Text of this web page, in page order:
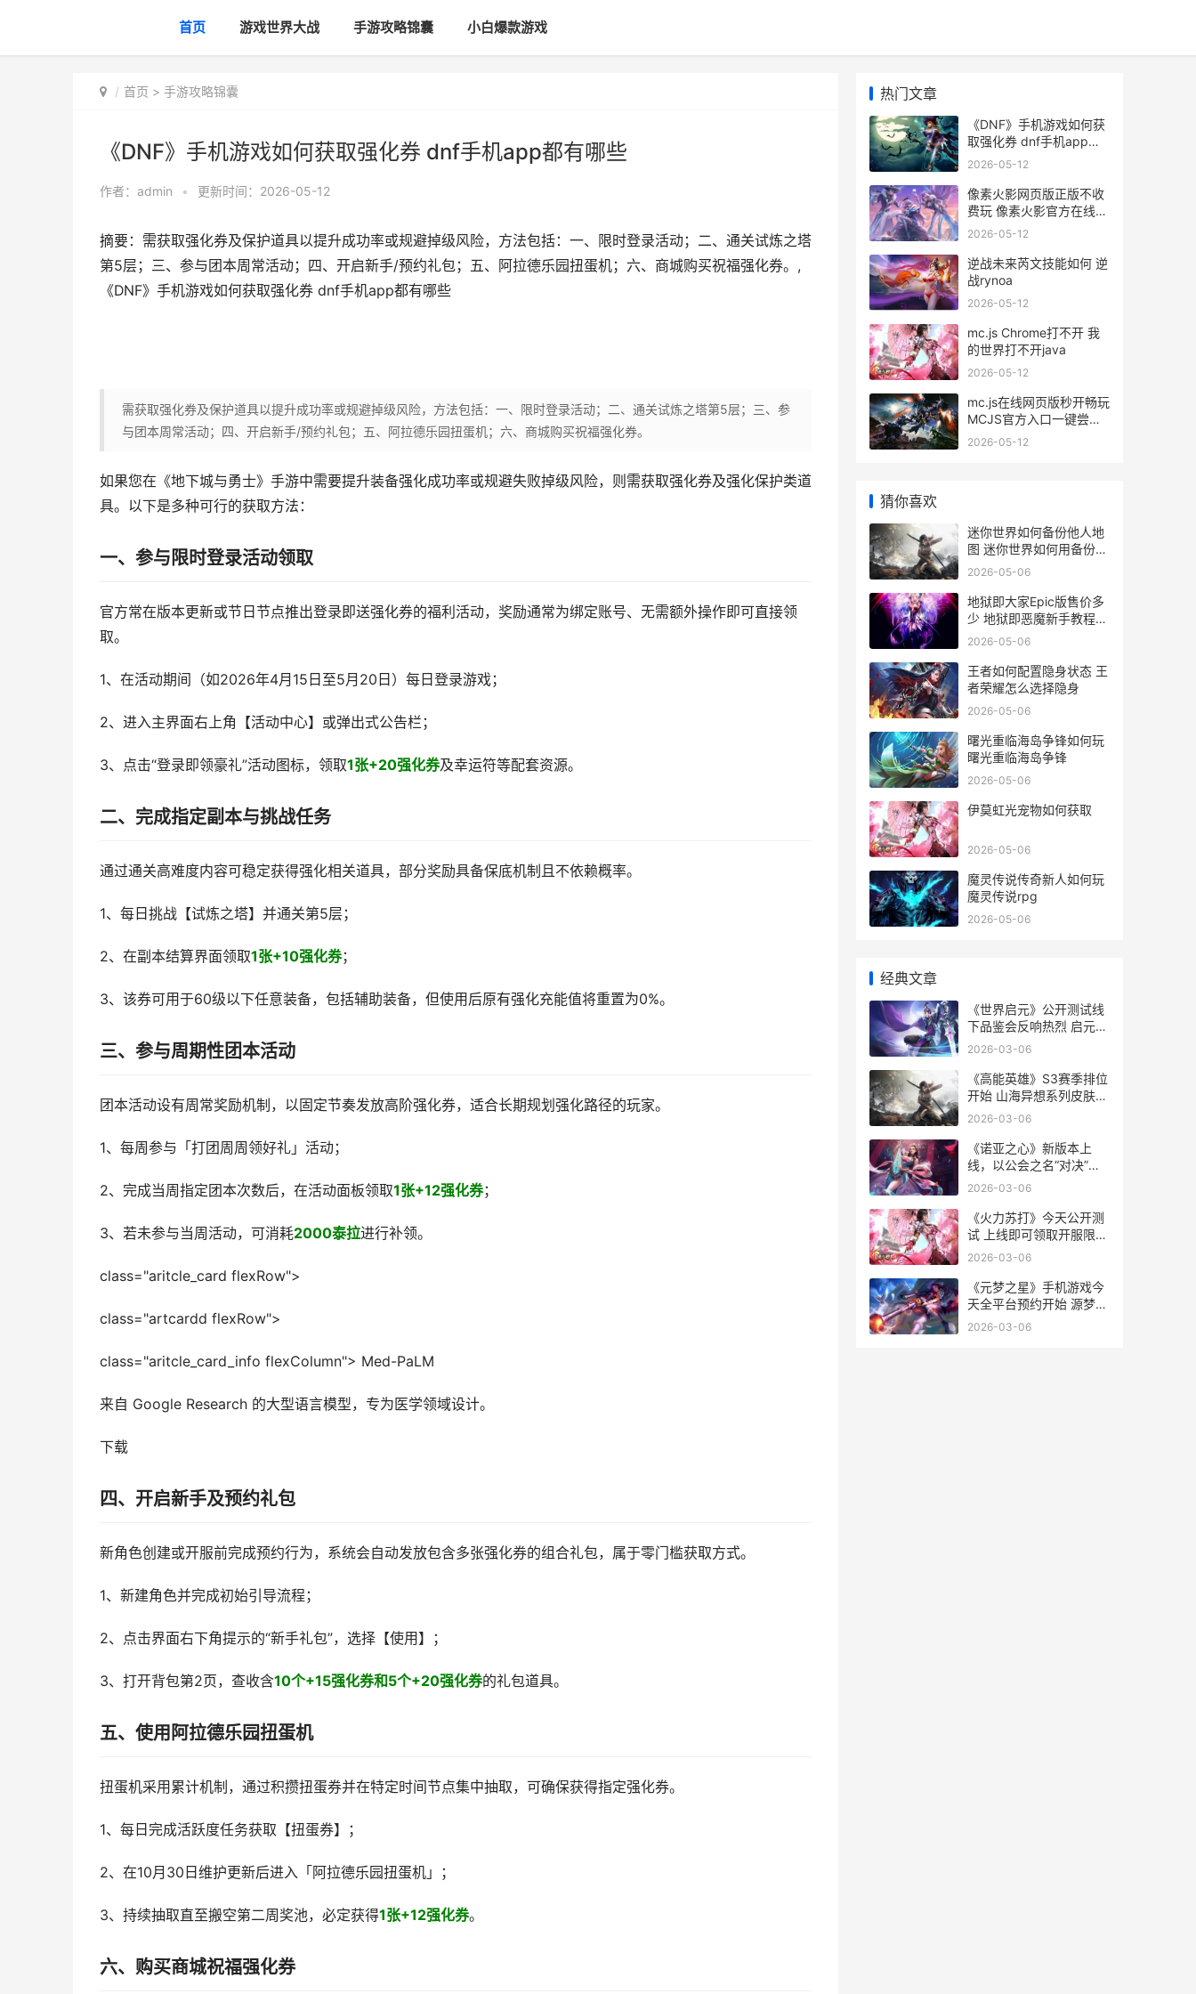
首页 游戏世界大战 手游攻略锦囊 小白爆款游戏
首页 > 手游攻略锦囊
《DNF》手机游戏如何获取强化券 dnf手机app都有哪些
作者： admin • 更新时间：2026-05-12
摘要：需获取强化券及保护道具以提升成功率或规避掉级风险，方法包括：一、限时登录活动；二、通关试炼之塔
第5层；三、参与团本周常活动；四、开启新手/预约礼包；五、阿拉德乐园扭蛋机；六、商城购买祝福强化券。,
《DNF》手机游戏如何获取强化券 dnf手机app都有哪些
需获取强化券及保护道具以提升成功率或规避掉级风险，方法包括：一、限时登录活动；二、通关试炼之塔第5层；三、参
与团本周常活动；四、开启新手/预约礼包；五、阿拉德乐园扭蛋机；六、商城购买祝福强化券。
如果您在《地下城与勇士》手游中需要提升装备强化成功率或规避失败掉级风险，则需获取强化券及强化保护类道
具。以下是多种可行的获取方法：
一、参与限时登录活动领取
官方常在版本更新或节日节点推出登录即送强化券的福利活动，奖励通常为绑定账号、无需额外操作即可直接领
取。
1、在活动期间（如2026年4月15日至5月20日）每日登录游戏；
2、进入主界面右上角【活动中心】或弹出式公告栏；
3、点击“登录即领豪礼”活动图标，领取1张+20强化券及幸运符等配套资源。
二、完成指定副本与挑战任务
通过通关高难度内容可稳定获得强化相关道具，部分奖励具备保底机制且不依赖概率。
1、每日挑战【试炼之塔】并通关第5层；
2、在副本结算界面领取1张+10强化券；
3、该券可用于60级以下任意装备，包括辅助装备，但使用后原有强化充能值将重置为0%。
三、参与周期性团本活动
团本活动设有周常奖励机制，以固定节奏发放高阶强化券，适合长期规划强化路径的玩家。
1、每周参与「打团周周领好礼」活动；
2、完成当周指定团本次数后，在活动面板领取1张+12强化券；
3、若未参与当周活动，可消耗2000泰拉进行补领。
class="aritcle_card flexRow">
class="artcardd flexRow">
class="aritcle_card_info flexColumn"> Med-PaLM
来自 Google Research 的大型语言模型，专为医学领域设计。
下载
四、开启新手及预约礼包
新角色创建或开服前完成预约行为，系统会自动发放包含多张强化券的组合礼包，属于零门槛获取方式。
1、新建角色并完成初始引导流程；
2、点击界面右下角提示的“新手礼包”，选择【使用】；
3、打开背包第2页，查收含10个+15强化券和5个+20强化券的礼包道具。
五、使用阿拉德乐园扭蛋机
扭蛋机采用累计机制，通过积攒扭蛋券并在特定时间节点集中抽取，可确保获得指定强化券。
1、每日完成活跃度任务获取【扭蛋券】；
2、在10月30日维护更新后进入「阿拉德乐园扭蛋机」；
3、持续抽取直至搬空第二周奖池，必定获得1张+12强化券。
六、购买商城祝福强化券
热门文章
《DNF》手机游戏如何获
取强化券 dnf手机app都
有哪些
2026-05-12
像素火影网页版正版不收
费玩 像素火影官方在线畅
玩入口 像素火影官方下载
2026-05-12
逆战未来芮文技能如何 逆
战rynoa
2026-05-12
mc.js Chrome打不开 我
的世界打不开java
2026-05-12
mc.js在线网页版秒开畅玩
MCJS官方入口一键尝试
minecraft网页版源码
2026-05-12
猜你喜欢
迷你世界如何备份他人地
图 迷你世界如何用备份刷
物品
2026-05-06
地狱即大家Epic版售价多
少 地狱即恶魔新手教程怎
么过
2026-05-06
王者如何配置隐身状态 王
者荣耀怎么选择隐身
2026-05-06
曙光重临海岛争锋如何玩
曙光重临海岛争锋
2026-05-06
伊莫虹光宠物如何获取
2026-05-06
魔灵传说传奇新人如何玩
魔灵传说rpg
2026-05-06
经典文章
《世界启元》公开测试线
下品鉴会反响热烈 启元世
界ceo
2026-03-06
《高能英雄》S3赛季排位
开始 山海异想系列皮肤登
场 高能英老师简介
2026-03-06
《诺亚之心》新版本上
线，以公会之名“对决”诺
亚之巅 诺亚之心官方网站
2026-03-06
《火力苏打》今天公开测
试 上线即可领取开服限量
好礼 烈火动力苏打酒
2026-03-06
《元梦之星》手机游戏今
天全平台预约开始 源梦之
星多少钻石
2026-03-06